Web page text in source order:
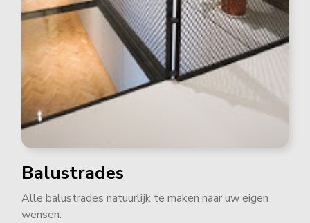
Balustrades
Alle balustrades natuurlijk te maken naar uw eigen
wensen.